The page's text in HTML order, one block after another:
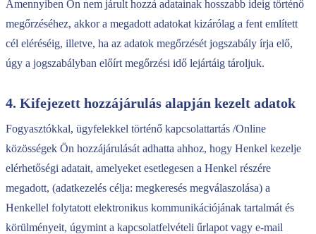
Amennyiben Ön nem járult hozzá adatainak hosszabb ideig történő
megőrzéséhez, akkor a megadott adatokat kizárólag a fent említett
cél eléréséig, illetve, ha az adatok megőrzését jogszabály írja elő,
úgy a jogszabályban előírt megőrzési idő lejártáig tároljuk.
4. Kifejezett hozzájárulás alapján kezelt adatok
Fogyasztókkal, ügyfelekkel történő kapcsolattartás /Online
közösségek Ön hozzájárulását adhatta ahhoz, hogy Henkel kezelje
elérhetőségi adatait, amelyeket esetlegesen a Henkel részére
megadott, (adatkezelés célja: megkeresés megválaszolása) a
Henkellel folytatott elektronikus kommunikációjának tartalmát és
körülményeit, úgymint a kapcsolatfelvételi űrlapot vagy e-mail